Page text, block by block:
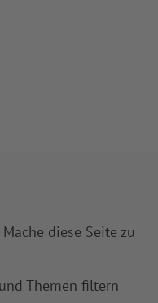
diese Seite zu
Themen filtern